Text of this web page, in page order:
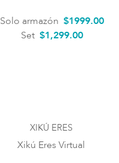
Solo armazón $1999.00
Set $1,299.00
XIKÚ ERES
Xikú Eres Virtual